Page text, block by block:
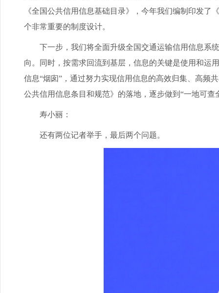
《全国公共信用信息基础目录》，今年我们编制印发
个非常重要的制度设计。
下一步，我们将全面升级全国交通运输信用信息系统
向。同时，按需求回流到基层，信息的关键是使用和运
信息“烟囱”，通过努力实现信用信息的高效归集、高频
公共信用信息条目和规范》的落地，逐步做到“一地可查
寿小丽：
还有两位记者举手，最后两个问题。